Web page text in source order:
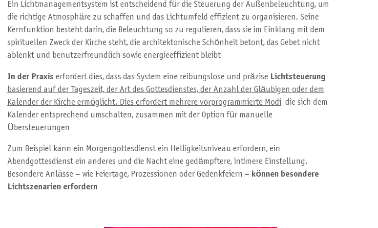
Ein Lichtmanagementsystem ist entscheidend für die Steuerung der Außenbeleuchtung, um
die richtige Atmosphäre zu schaffen und das Lichtumfeld effizient zu organisieren. Seine
Kernfunktion besteht darin, die Beleuchtung so zu regulieren, dass sie im Einklang mit dem
spirituellen Zweck der Kirche steht, die architektonische Schönheit betont, das Gebet nicht
ablenkt und benutzerfreundlich sowie energieeffizient bleibt
In der Praxis erfordert dies, dass das System eine reibungslose und präzise Lichtsteuerung
basierend auf der Tageszeit, der Art des Gottesdienstes, der Anzahl der Gläubigen oder dem
Kalender der Kirche ermöglicht. Dies erfordert mehrere vorprogrammierte Modi die sich dem
Kalender entsprechend umschalten, zusammen mit der Option für manuelle
Übersteuerungen
Zum Beispiel kann ein Morgengottesdienst ein Helligkeitsniveau erfordern, ein
Abendgottesdienst ein anderes und die Nacht eine gedämpftere, intimere Einstellung.
Besondere Anlässe – wie Feiertage, Prozessionen oder Gedenkfeiern – können besondere
Lichtszenarien erfordern